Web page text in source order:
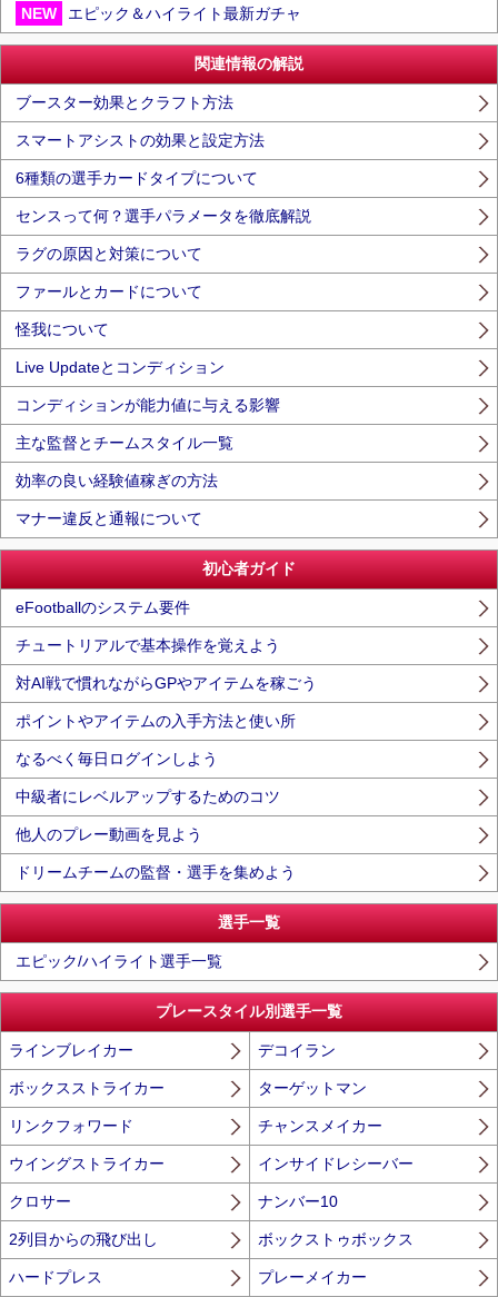
NEW エピック＆ハイライト最新ガチャ
関連情報の解説
ブースター効果とクラフト方法
スマートアシストの効果と設定方法
6種類の選手カードタイプについて
センスって何？選手パラメータを徹底解説
ラグの原因と対策について
ファールとカードについて
怪我について
Live Updateとコンディション
コンディションが能力値に与える影響
主な監督とチームスタイル一覧
効率の良い経験値稼ぎの方法
マナー違反と通報について
初心者ガイド
eFootballのシステム要件
チュートリアルで基本操作を覚えよう
対AI戦で慣れながらGPやアイテムを稼ごう
ポイントやアイテムの入手方法と使い所
なるべく毎日ログインしよう
中級者にレベルアップするためのコツ
他人のプレー動画を見よう
ドリームチームの監督・選手を集めよう
選手一覧
エピック/ハイライト選手一覧
プレースタイル別選手一覧
ラインブレイカー デコイラン
ボックスストライカー ターゲットマン
リンクフォワード チャンスメイカー
ウイングストライカー インサイドレシーバー
クロサー ナンバー10
2列目からの飛び出し ボックストゥボックス
ハードプレス プレーメイカー